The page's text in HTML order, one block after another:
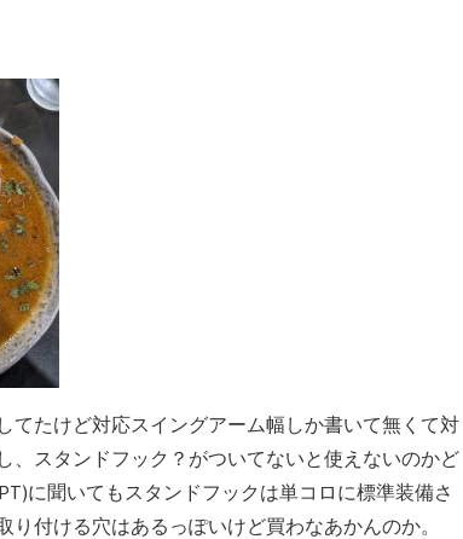
てたけど対応スイングアーム幅しか書いて無くて対
、スタンドフック？がついてないと使えないのかど
に聞いてもスタンドフックは単コロに標準装備さ
付ける穴はあるっぽいけど買わなあかんのか。